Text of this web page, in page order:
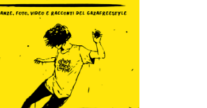
ABOUT
AREA
DEGENERAZIONE
GAZA FREESTYLE